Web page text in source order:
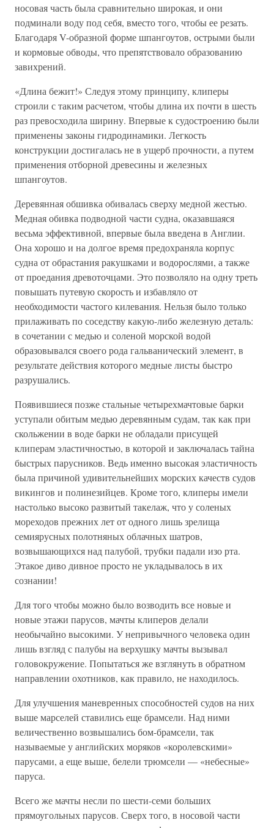
носовая часть была сравнительно широкая, и они
подминали воду под себя, вместо того, чтобы ее резать.
Благодаря V-образной форме шпангоутов, острыми были
и кормовые обводы, что препятствовало образованию
завихрений.
«Длина бежит!» Следуя этому принципу, клиперы
строили с таким расчетом, чтобы длина их почти в шесть
раз превосходила ширину. Впервые к судостроению были
применены законы гидродинамики. Легкость
конструкции достигалась не в ущерб прочности, а путем
применения отборной древесины и железных
шпангоутов.
Деревянная обшивка обивалась сверху медной жестью.
Медная обивка подводной части судна, оказавшаяся
весьма эффективной, впервые была введена в Англии.
Она хорошо и на долгое время предохраняла корпус
судна от обрастания ракушками и водорослями, а также
от проедания древоточцами. Это позволяло на одну треть
повышать путевую скорость и избавляло от
необходимости частого килевания. Нельзя было только
прилаживать по соседству какую-либо железную деталь:
в сочетании с медью и соленой морской водой
образовывался своего рода гальванический элемент, в
результате действия которого медные листы быстро
разрушались.
Появившиеся позже стальные четырехмачтовые барки
уступали обитым медью деревянным судам, так как при
скольжении в воде барки не обладали присущей
клиперам эластичностью, в которой и заключалась тайна
быстрых парусников. Ведь именно высокая эластичность
была причиной удивительнейших морских качеств судов
викингов и полинезийцев. Кроме того, клиперы имели
настолько высоко развитый такелаж, что у соленых
мореходов прежних лет от одного лишь зрелища
семиярусных полотняных облачных шатров,
возвышающихся над палубой, трубки падали изо рта.
Этакое диво дивное просто не укладывалось в их
сознании!
Для того чтобы можно было возводить все новые и
новые этажи парусов, мачты клиперов делали
необычайно высокими. У непривычного человека один
лишь взгляд с палубы на верхушку мачты вызывал
головокружение. Попытаться же взглянуть в обратном
направлении охотников, как правило, не находилось.
Для улучшения маневренных способностей судов на них
выше марселей ставились еще брамсели. Над ними
величественно возвышались бом-брамсели, так
называемые у английских моряков «королевскими»
парусами, а еще выше, белели трюмсели — «небесные»
паруса.
Всего же мачты несли по шести-семи больших
прямоугольных парусов. Сверх того, в носовой части